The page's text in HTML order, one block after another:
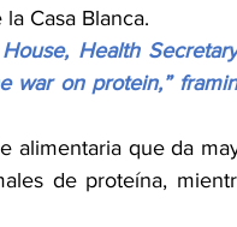
Casa Blanca.
Health
war on protein,”
alimentaria que da
de proteína,